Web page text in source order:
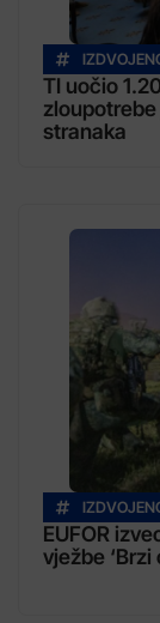
TI uočio
stranaka
EUFOR
vježbe ‘Brzi